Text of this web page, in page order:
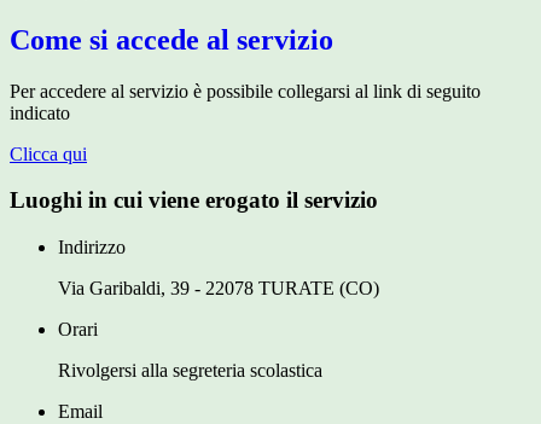
Come si accede al servizio
Per accedere al servizio è possibile collegarsi al link di seguito
indicato
Clicca qui
Luoghi in cui viene erogato il servizio
Indirizzo
Via Garibaldi, 39 - 22078 TURATE (CO)
Orari
Rivolgersi alla segreteria scolastica
Email